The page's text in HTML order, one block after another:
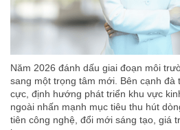
Năm 2026 đánh dấu giai đoạn môi
sang một trọng tâm mới. Bên cạnh đà
cực, định hướng phát triển khu vực
ngoài nhấn mạnh mục tiêu thu hút
tiên công nghệ, đổi mới sáng tạo, giá